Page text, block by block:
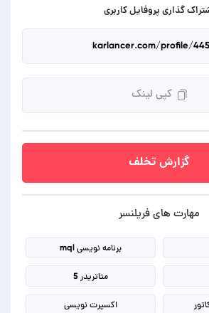
گذاری پروفایل کاربری
کپی لینک
گزارش تخلف
مهارت های فریلنسر
برنامه نویسی mql
متاتریدر 5
اکسپرت نویسی